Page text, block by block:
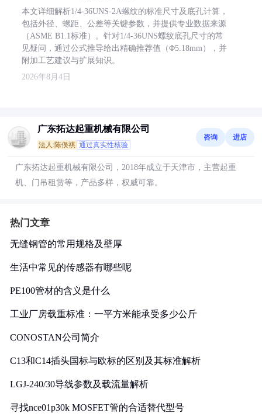
本文详细解析1/4-36UNS-2A螺纹的标准尺寸及底孔计算，
包括外径、螺距、公差等关键参数，并提供专业数据来源
（ASME B1.1标准）。针对1/4-36UNS螺纹底孔尺寸的常
见疑问，通过公式推导给出精确推荐值（Φ5.18mm），并
附加工艺建议与扩展知识。
2026年8月4日
广东拓达起重机械有限公司
法人:陈俣祺 通过真实性核验
咨询 进店
广东拓达起重机械有限公司，2018年成立于天津市，主营起重
机、门吊租赁等，产品多样，权威可靠。
热门文章
无缝钢管的常用规格及壁厚
生活中常见的传感器有哪些呢
PE100管材的含义是什么
工业厂房载重标准：一平方米能承受多少公斤
CONOSTAN公司简介
C13和C14插头国标与欧标的区别及其标准解析
LGJ-240/30导线参数及载流量解析
寻找nce01p30k MOSFET管的合适替代型号